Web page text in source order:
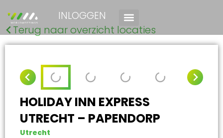
INLOGGEN
Terug naar overzicht locaties
HOLIDAY INN EXPRESS
UTRECHT – PAPENDORP
Utrecht